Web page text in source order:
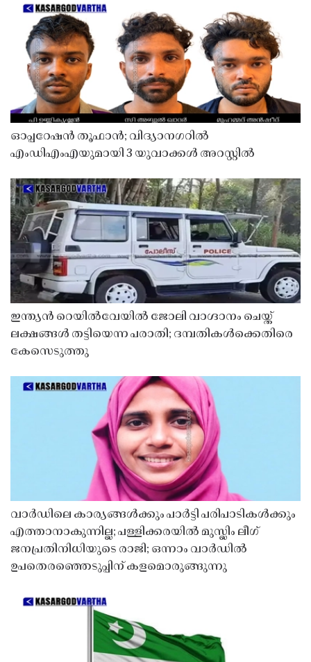
ഓപ്പറേഷൻ തൂഫാൻ; വിദ്യാനഗറിൽ
എംഡിഎംഎയുമായി 3 യുവാക്കൾ അറസ്റ്റിൽ
ഇന്ത്യൻ റെയിൽവേയിൽ ജോലി വാഗ്ദാനം ചെയ്ത്
ലക്ഷങ്ങൾ തട്ടിയെന്ന പരാതി; ദമ്പതികൾക്കെതിരെ
കേസെടുത്തു
വാർഡിലെ കാര്യങ്ങൾക്കും പാർട്ടി പരിപാടികൾക്കും
എത്താനാകുന്നില്ല; പള്ളിക്കരയിൽ മുസ്ലിം ലീഗ്
ജനപ്രതിനിധിയുടെ രാജി; ഒന്നാം വാർഡിൽ
ഉപതെരഞ്ഞെടുപ്പിന് കളമൊരുങ്ങുന്നു